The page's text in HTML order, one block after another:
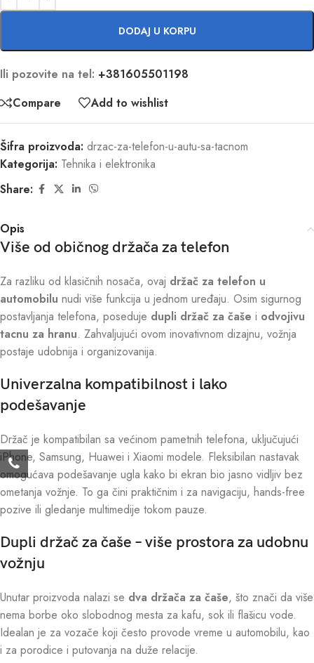
DODAJ U KORPU
Ili pozovite na tel: +381605501198
Compare
Add to wishlist
Šifra proizvoda: drzac-za-telefon-u-autu-sa-tacnom
Kategorija: Tehnika i elektronika
Share:
Opis
Više od običnog držača za telefon
Za razliku od klasičnih nosača, ovaj držač za telefon u
automobilu nudi više funkcija u jednom uređaju. Osim sigurnog
postavljanja telefona, poseduje dupli držač za čaše i odvojivu
tacnu za hranu. Zahvaljujući ovom inovativnom dizajnu, vožnja
postaje udobnija i organizovanija.
Univerzalna kompatibilnost i lako
podešavanje
Držač je kompatibilan sa većinom pametnih telefona, uključujući
iPhone, Samsung, Huawei i Xiaomi modele. Fleksibilan nastavak
omogućava podešavanje ugla kako bi ekran bio jasno vidljiv bez
ometanja vožnje. To ga čini praktičnim i za navigaciju, hands-free
pozive ili gledanje multimedije tokom pauze.
Dupli držač za čaše – više prostora za udobnu
vožnju
Unutar proizvoda nalazi se dva držača za čaše, što znači da više
nema borbe oko slobodnog mesta za kafu, sok ili flašicu vode.
Idealan je za vozače koji često provode vreme u automobilu, kao
i za porodice i putovanja na duže relacije.